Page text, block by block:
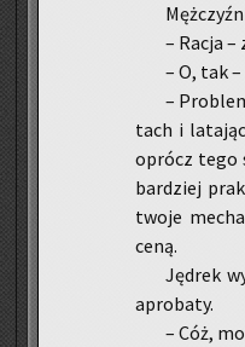
– Racja –
– O, tak
–
tach i
oprócz tego
bar­dziej
twoje
ceną.
Ję­drek
apro­ba­ty.
– Cóż,